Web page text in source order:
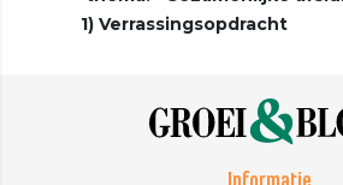
1) Verrassingsopdracht